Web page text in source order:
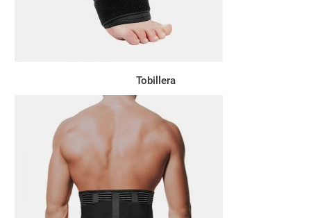
Tobillera